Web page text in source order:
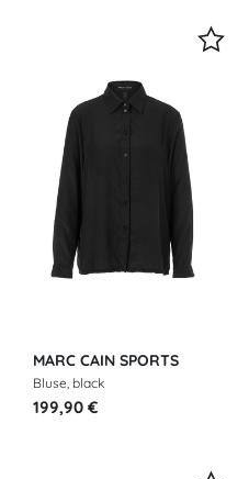
MARC CAIN SPORTS
Bluse, black
199,90 €